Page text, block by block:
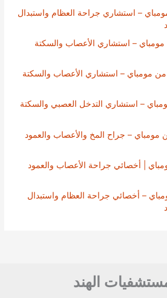
– استشاري جراحة العظام واستبدال
مومباي – استشاري الأعصاب والسكتة
من مومباي – استشاري الأعصاب والسكتة
– استشاري التدخل العصبي والسكتة
– جراح المخ والأعصاب والعمود
| أخصائي جراحة الأعصاب والعمود
– أخصائي جراحة العظام واستبدال
الهند